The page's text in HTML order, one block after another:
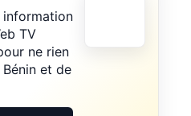
information
TV
ne rien
Bénin et de